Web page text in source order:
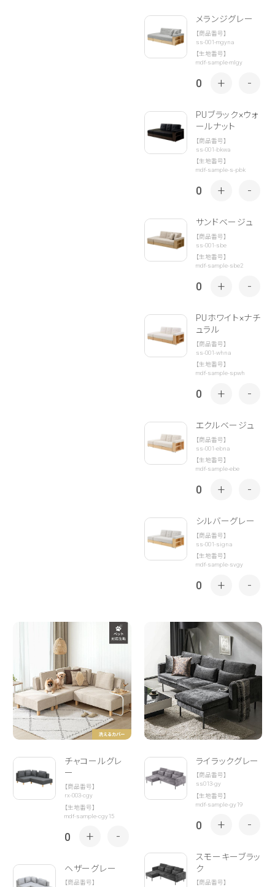
メランジグレー
【商品番号】
ss-001-mgyna
【生地番号】
mdf-sample-mlgy
0 + -
PUブラック×ウォ
ールナット
【商品番号】
ss-001-bkwa
【生地番号】
mdf-sample-s-pbk
0 + -
サンドベージュ
【商品番号】
ss-001-sbe
【生地番号】
mdf-sample-sbe2
0 + -
PUホワイト×ナチ
ュラル
【商品番号】
ss-001-whna
【生地番号】
mdf-sample-spwh
0 + -
エクルベージュ
【商品番号】
ss-001-ebna
【生地番号】
mdf-sample-ebe
0 + -
シルバーグレー
【商品番号】
ss-001-signa
【生地番号】
mdf-sample-svgy
0 + -
チャコールグレ
ー
【商品番号】
rx-003-cgy
【生地番号】
mdf-sample-cgy15
0 + -
ヘザーグレー
【商品番号】
ライラックグレー
【商品番号】
ss013-gy
【生地番号】
mdf-sample-gy19
0 + -
スモーキーブラッ
ク
【商品番号】